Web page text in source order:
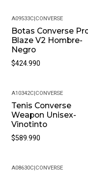
A09533C|CONVERSE
Botas Converse
Blaze V2 Hombre-
Negro
$424.990
A10342C|CONVERSE
Tenis Converse
Weapon Unisex-
Vinotinto
$589.990
A08630C|CONVERSE